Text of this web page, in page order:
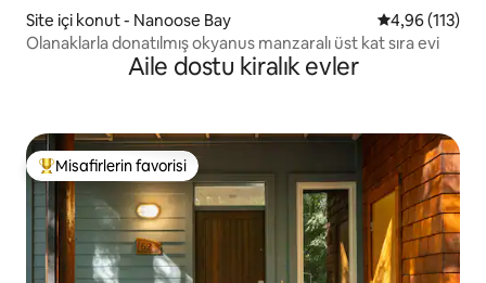
Site içi konut - Nanoose Bay 5 üzerinden
4,96 (113)
Olanaklarla donatılmış okyanus manzaralı üst kat sıra evi
Aile dostu kiralık evler
Misafirlerin favorilerinden en beğenilenler arasında
Misafirlerin favorisi